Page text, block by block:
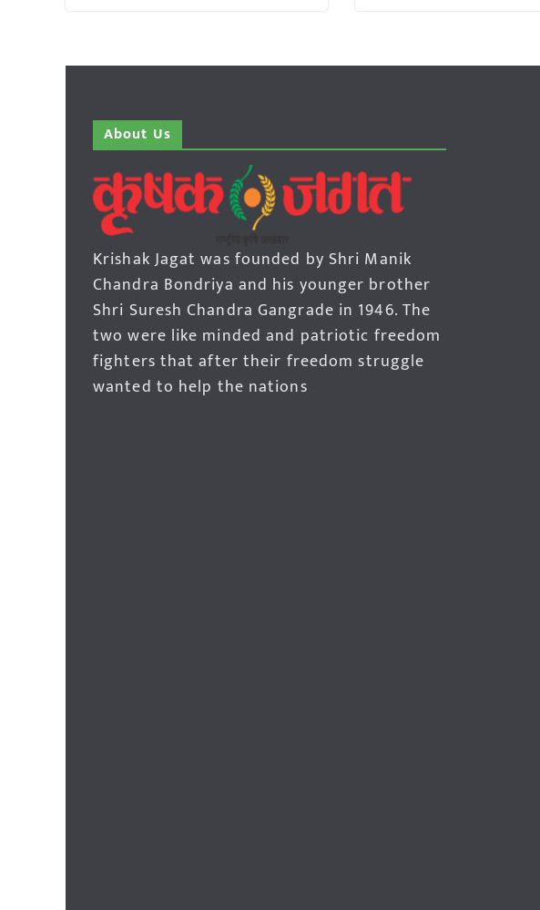
About Us
Krishak Jagat was founded by Shri Manik
Chandra Bondriya and his younger brother
Shri Suresh Chandra Gangrade in 1946. The
two were like minded and patriotic freedom
fighters that after their freedom struggle
wanted to help the nations